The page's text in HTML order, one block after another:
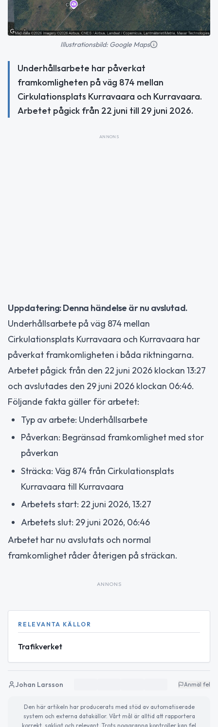
Illustrationsbild: Google Maps
Underhållsarbete har påverkat
framkomligheten på väg 874 mellan
Cirkulationsplats Kurravaara och Kurravaara.
Arbetet pågick från 22 juni till 29 juni 2026.
ANNONS
Uppdatering: Denna händelse är nu avslutad.
Underhållsarbete på väg 874 mellan
Cirkulationsplats Kurravaara och Kurravaara har
påverkat framkomligheten i båda riktningarna.
Arbetet pågick från den 22 juni 2026 klockan 13:27
och avslutades den 29 juni 2026 klockan 06:46.
Följande fakta gäller för arbetet:
Typ av arbete: Underhållsarbete
Påverkan: Begränsad framkomlighet med stor
påverkan
Sträcka: Väg 874 från Cirkulationsplats
Kurravaara till Kurravaara
Arbetets start: 22 juni 2026, 13:27
Arbetets slut: 29 juni 2026, 06:46
Arbetet har nu avslutats och normal
framkomlighet råder återigen på sträckan.
ANNONS
RELEVANTA KÄLLOR
Trafikverket
Johan Larsson Anmäl fel
Den här artikeln har producerats med stöd av automatiserade
system och externa datakällor. Vårt mål är alltid att rapportera
korrekt, sakligt och relevant. Trots noggranna kontroller kan fel